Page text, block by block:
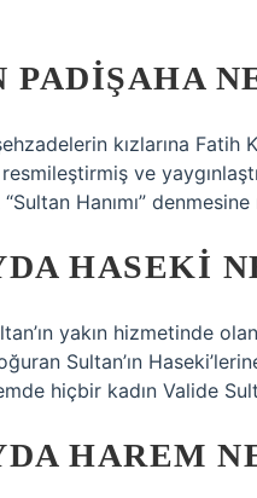
PADIŞAHA
kızlarına
resmileştirmiş ve
Hanımı”
HASEKI
yakın hizmetinde
Sultan’ın
hiçbir kadın Valide
HAREM